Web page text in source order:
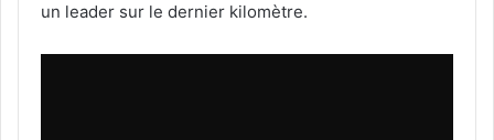
un leader sur le dernier kilomètre.